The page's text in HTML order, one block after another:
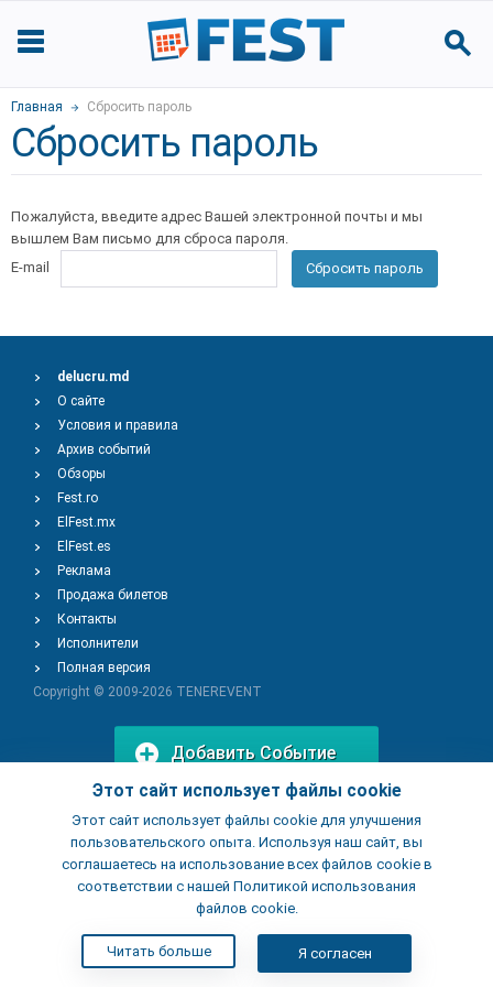
Главная Сбросить пароль
Сбросить пароль
Пожалуйста, введите адрес Вашей электронной почты и мы
вышлем Вам письмо для сброса пароля.
E-mail
Сбросить пароль
Этот сайт использует файлы cookie
Этот сайт использует файлы cookie для улучшения
пользовательского опыта. Используя наш сайт, вы
соглашаетесь на использование всех файлов cookie в
соответствии с нашей Политикой использования
файлов cookie.
Читать больше Я согласен
delucru.md
О сайте
Условия и правила
Архив событий
Обзоры
Fest.ro
ElFest.mx
ElFest.es
Реклама
Продажа билетов
Контакты
Исполнители
Полная версия
Copyright © 2009-2026 TENEREVENT
Добавить Событие
Добавить Заведение